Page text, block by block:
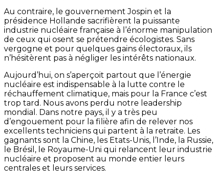
Au contraire, le gouvernement Jospin et la
présidence Hollande sacrifièrent la puissante
industrie nucléaire française à l’énorme manipulation
de ceux qui osent se prétendre écologistes. Sans
vergogne et pour quelques gains électoraux, ils
n’hésitèrent pas à négliger les intérêts nationaux.
Aujourd’hui, on s’aperçoit partout que l’énergie
nucléaire est indispensable à la lutte contre le
réchauffement climatique, mais pour la France c’est
trop tard. Nous avons perdu notre leadership
mondial. Dans notre pays, il y a très peu
d’engouement pour la filière afin de relever nos
excellents techniciens qui partent à la retraite. Les
gagnants sont la Chine, les Etats-Unis, l’Inde, la Russie,
le Brésil, le Royaume-Uni qui relancent leur industrie
nucléaire et proposent au monde entier leurs
centrales et leurs services.